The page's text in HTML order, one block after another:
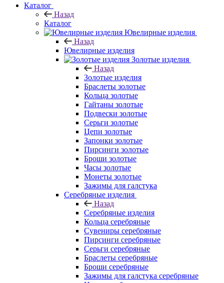
Каталог
Назад
Каталог
Ювелирные изделия
Назад
Ювелирные изделия
Золотые изделия
Назад
Золотые изделия
Браслеты золотые
Кольца золотые
Гайтаны золотые
Подвески золотые
Серьги золотые
Цепи золотые
Запонки золотые
Пирсинги золотые
Броши золотые
Часы золотые
Монеты золотые
Зажимы для галстука
Серебряные изделия
Назад
Серебряные изделия
Кольца серебряные
Сувениры серебряные
Пирсинги серебряные
Серьги серебряные
Браслеты серебряные
Броши серебряные
Зажимы для галстука серебряные